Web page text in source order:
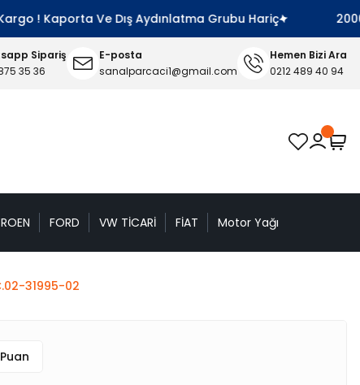
! Kaporta Ve Dış Aydınlatma Grubu Hariç 2000
Sipariş
35 36
E-posta
sanalparcaci1@gmail.com
Hemen Bizi Ara
0212 489 40 94
FORD VW TİCARİ FİAT Motor Yağı
31995-02